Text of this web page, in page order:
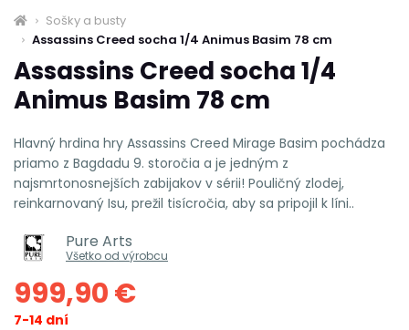
Sošky a busty
Assassins Creed socha 1/4 Animus Basim 78 cm
Assassins Creed socha 1/4
Animus Basim 78 cm
Hlavný hrdina hry Assassins Creed Mirage Basim pochádza
priamo z Bagdadu 9. storočia a je jedným z
najsmrtonosnejších zabijakov v sérii! Pouličný zlodej,
reinkarnovaný Isu, prežil tisícročia, aby sa pripojil k líni..
Pure Arts
Všetko od výrobcu
999,90 €
7-14 dní